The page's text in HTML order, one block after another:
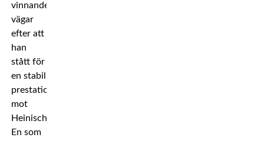
vinnande
vägar
efter att
han
stått för
en stabil
prestation
mot
Heinisch.
En som